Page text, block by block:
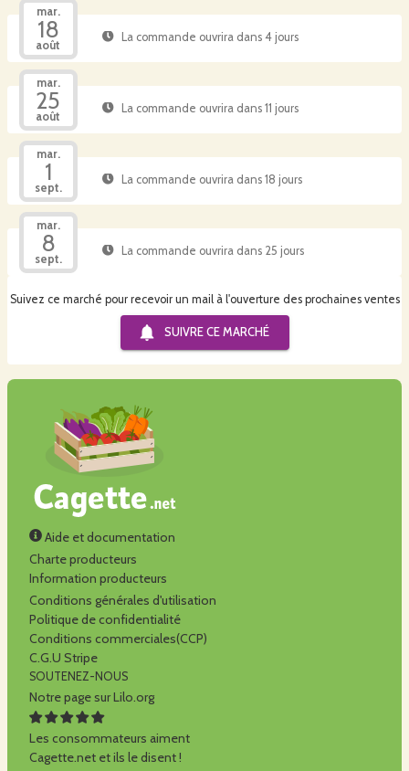
mar.
18
août
La commande ouvrira dans 4 jours
mar.
25
août
La commande ouvrira dans 11 jours
mar.
1
sept.
La commande ouvrira dans 18 jours
mar.
8
sept.
La commande ouvrira dans 25 jours
Suivez ce marché pour recevoir un mail à l'ouverture des prochaines ventes
SUIVRE CE MARCHÉ
Aide et documentation
Charte producteurs
Information producteurs
Conditions générales d'utilisation
Politique de confidentialité
Conditions commerciales(CCP)
C.G.U Stripe
SOUTENEZ-NOUS
Notre page sur Lilo.org
Les consommateurs aiment
Cagette.net et ils le disent !